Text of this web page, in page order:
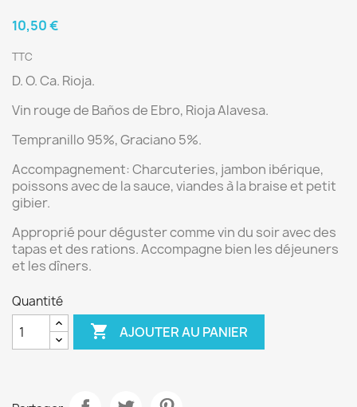
10,50 €
TTC
D. O. Ca. Rioja.
Vin rouge de Baños de Ebro, Rioja Alavesa.
Tempranillo 95%, Graciano 5%.
Accompagnement:Charcuteries, jambon ibérique,
poissons avec de la sauce, viandes à la braise et petit
gibier.
Approprié pour déguster comme vin du soir avec des
tapas et des rations. Accompagne bien les déjeuners
et les dîners.
Quantité
 AJOUTER AU PANIER